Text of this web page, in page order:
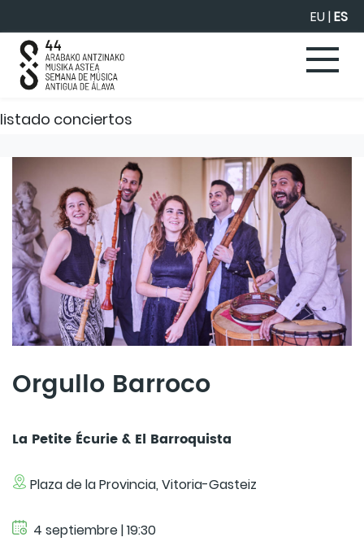
EU|ES
listado conciertos
Orgullo Barroco
La Petite Écurie & El Barroquista
Plaza de la Provincia, Vitoria-Gasteiz
4 septiembre | 19:30